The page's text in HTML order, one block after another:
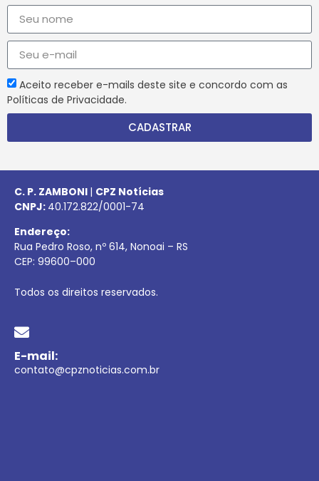
Aceito receber e-mails deste site e concordo com as
Políticas de Privacidade.
CADASTRAR
C. P. ZAMBONI | CPZ Notícias
CNPJ: 40.172.822/0001-74
Endereço:
Rua Pedro Roso, nº 614, Nonoai – RS
CEP: 99600–000
Todos os direitos reservados.
E-mail:
contato@cpznoticias.com.br